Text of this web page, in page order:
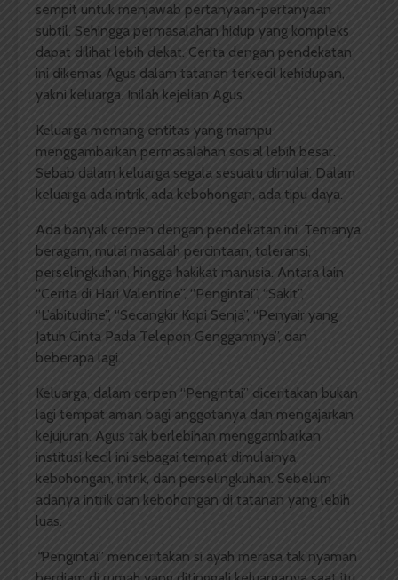
sempit untuk menjawab pertanyaan-pertanyaan
subtil. Sehingga permasalahan hidup yang kompleks
dapat dilihat lebih dekat. Cerita dengan pendekatan
ini dikemas Agus dalam tatanan terkecil kehidupan,
yakni keluarga. Inilah kejelian Agus.
Keluarga memang entitas yang mampu
menggambarkan permasalahan sosial lebih besar.
Sebab dalam keluarga segala sesuatu dimulai. Dalam
keluarga ada intrik, ada kebohongan, ada tipu daya.
Ada banyak cerpen dengan pendekatan ini. Temanya
beragam, mulai masalah percintaan, toleransi,
perselingkuhan, hingga hakikat manusia. Antara lain
“Cerita di Hari Valentine”, “Pengintai”, “Sakit”,
“L’abitudine”, “Secangkir Kopi Senja”, “Penyair yang
Jatuh Cinta Pada Telepon Genggamnya”, dan
beberapa lagi.
Keluarga, dalam cerpen “Pengintai” diceritakan bukan
lagi tempat aman bagi anggotanya dan mengajarkan
kejujuran. Agus tak berlebihan menggambarkan
institusi kecil ini sebagai tempat dimulainya
kebohongan, intrik, dan perselingkuhan. Sebelum
adanya intrik dan kebohongan di tatanan yang lebih
luas.
“Pengintai” menceritakan si ayah merasa tak nyaman